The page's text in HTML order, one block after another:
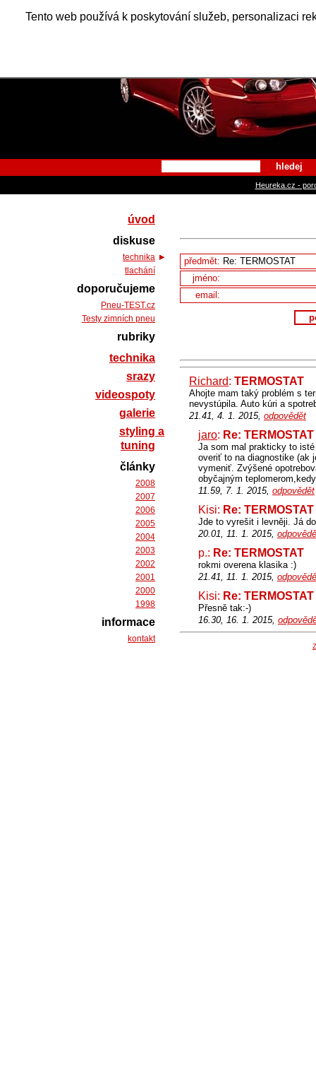
Tento web používá k poskytování služeb, personalizaci
Alfa
hledej
Heureka.cz -
předmět:
jméno:
email:
Richard: TERMOSTAT
Ahojte mam taký problém s
nevystúpila. Auto kúri a
21.41, 4. 1. 2015, odpovědět
jaro: Re: TERMOSTAT
Ja som mal prakticky to
overiť to na diagnostike (ak
vymeniť. Zvýšené
obyčajným
11.59, 7. 1. 2015, odpovědět
Kisi: Re: TERMOSTAT
Jde to vyrešit i levněji. Já
20.01, 11. 1. 2015,
p.: Re: TERMOSTAT
rokmi overena klasika :)
21.41, 11. 1. 2015,
Kisi: Re: TERMOSTAT
Přesně tak:-)
16.30, 16. 1. 2015,
úvod
diskuse
technika
tlachání
doporučujeme
Pneu-TEST.cz
Testy zimních pneu
rubriky
technika
srazy
videospoty
galerie
styling a
tuning
články
2008
2007
2006
2005
2004
2003
2002
2001
2000
1998
informace
kontakt